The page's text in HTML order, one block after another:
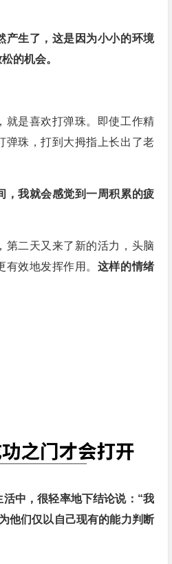
产生了，这是因为小小的环境
的机会。
就是喜欢打弹珠。即使工作精
弹珠，打到大拇指上长出了老
，我就会感觉到一周积累的疲
第二天又来了新的活力，头脑
效地发挥作用。 这样的情绪
中，很轻率地下结论说：“我
他们仅以自己现有的能力判断